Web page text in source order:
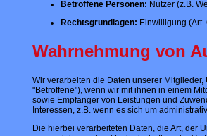
Betroffene Personen: Nutzer (z.B.
Rechtsgrundlagen: Einwilligung (Art.
Wahrnehmung von
Wir verarbeiten die Daten unserer
"Betroffene"), wenn wir mit ihnen in einem
sowie Empfänger von Leistungen und
Interessen, z.B. wenn es sich um
Die hierbei verarbeiteten Daten, die Art, der